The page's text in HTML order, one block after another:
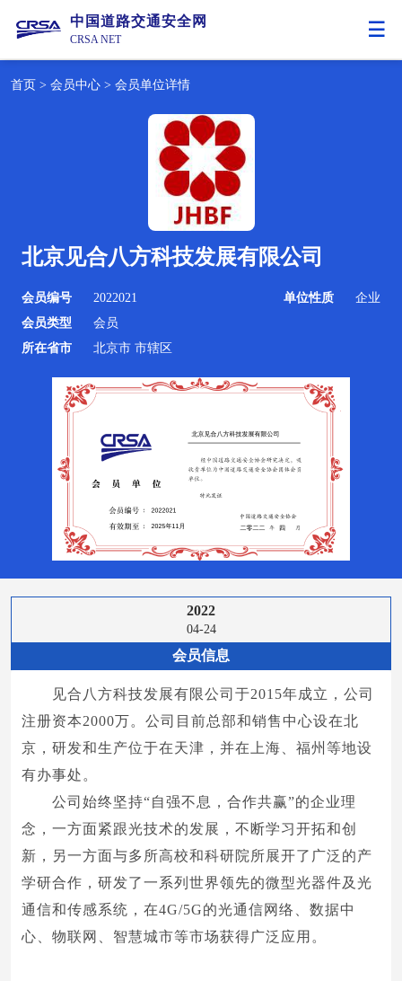
中国道路交通安全网
CRSA NET
首页 > 会员中心 > 会员单位详情
北京见合八方科技发展有限公司
会员编号 2022021 单位性质
企业
会员类型
会员
所在省市
北京市 市辖区
2022
04-24
会员信息
见合八方科技发展有限公司于2015年成立，公司
注册资本2000万。公司目前总部和销售中心设在北
京，研发和生产位于在天津，并在上海、福州等地设
有办事处。
公司始终坚持“自强不息，合作共赢”的企业理
念，一方面紧跟光技术的发展，不断学习开拓和创
新，另一方面与多所高校和科研院所展开了广泛的产
学研合作，研发了一系列世界领先的微型光器件及光
通信和传感系统，在4G/5G的光通信网络、数据中
心、物联网、智慧城市等市场获得广泛应用。